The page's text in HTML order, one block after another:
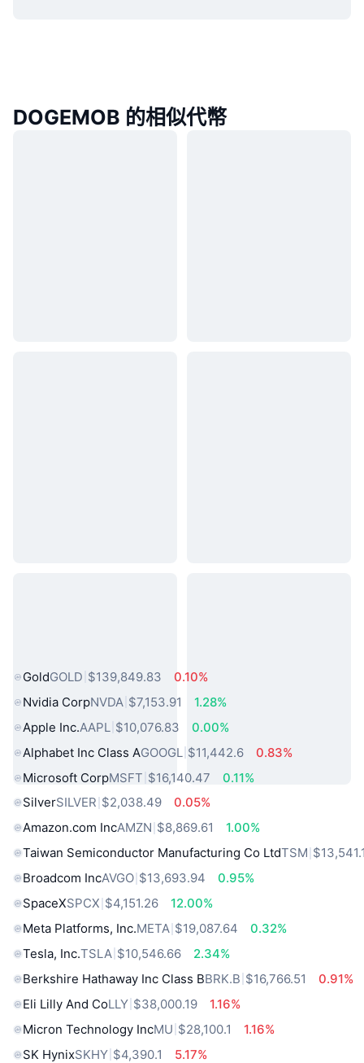
DOGEMOB 的相似代幣
GoldGOLD $139,849.83
0.10%
Nvidia CorpNVDA $7,153.91
1.28%
Apple Inc.AAPL $10,076.83
0.00%
Alphabet Inc Class AGOOGL $11,442.6
0.83%
Microsoft CorpMSFT $16,140.47
0.11%
SilverSILVER $2,038.49
0.05%
Amazon.com IncAMZN $8,869.61
1.00%
Taiwan Semiconductor Manufacturing Co LtdTSM
Broadcom IncAVGO $13,693.94
0.95%
SpaceXSPCX $4,151.26
12.00%
Meta Platforms, Inc.META $19,087.64
0.32%
Tesla, Inc.TSLA $10,546.66
2.34%
Berkshire Hathaway Inc Class BBRK.B $16,766.51
0.91%
Eli Lilly And CoLLY $38,000.19
1.16%
Micron Technology IncMU $28,100.1
1.16%
SK HynixSKHY $4,390.1
5.17%